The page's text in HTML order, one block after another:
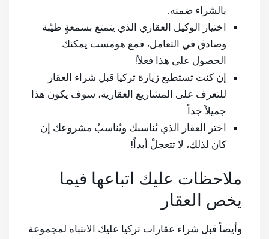
بالشراء ضمنه.
اختيار الوكيل العقاري الذي يتمتع بسمعةٍ طيّبة
وصادق في التعامل، فمع هومست يمكنك
الحصول على هذا فعلاً!
إن كنت تستطيع زيارة تركيا قبل شراء العقار
للتعرف على المشاريع العقارية، سوف يكون هذا
جميلاً جداً.
اختر العقار الذي يُناسبك ويُناسبُ مشروعك إن
كان لذلك، لا تتعجلْ أبداً!
ملاحظات عليك اتباعها فيما
يخص العقار
وأيضاً قبل شراء عقارات تركيا عليك الانتباه لمجموعة